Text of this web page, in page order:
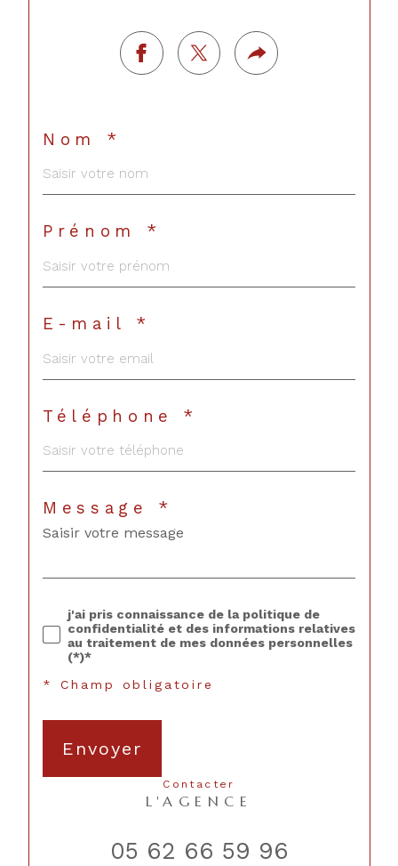
Nom *
Prénom *
E-mail *
Téléphone *
Message *
j'ai pris connaissance de la politique de
confidentialité et des informations relatives
au traitement de mes données personnelles
(*)*
* Champ obligatoire
Envoyer
contacter
L'AGENCE
05 62 66 59 96